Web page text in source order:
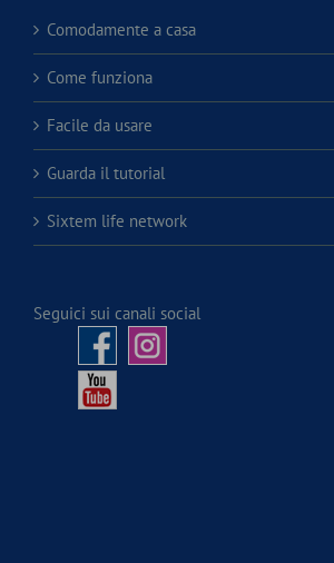
Comodamente a casa
Come funziona
Facile da usare
Guarda il tutorial
Sixtem life network
Seguici sui canali social